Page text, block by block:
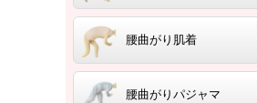
腰曲がり肌着
腰曲がりパジャマ